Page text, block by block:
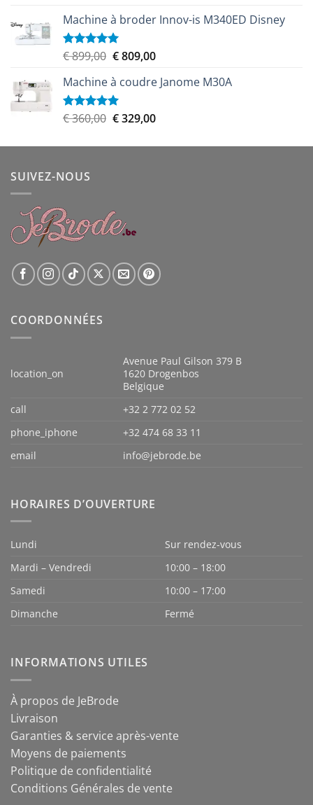
Machine à broder Innov-is M340ED Disney
Note5.00
€899,00 Le
initial
était :
€ 899,00.
€809,00Le
actuel
€ 809,00.
Machine à coudre Janome M30A
Note5.00
€360,00 Le
initial
€329,00Le
actuel
SUIVEZ-NOUS
COORDONNÉES
location_on
Avenue Paul Gilson 379 B
1620 Drogenbos
Belgique
call
+32 2 772 02 52
phone_iphone
+32 474 68 33 11
email
info@jebrode.be
HORAIRES D’OUVERTURE
Lundi
Sur rendez-vous
Mardi – Vendredi
10:00 – 18:00
Samedi
10:00 – 17:00
Dimanche
Fermé
INFORMATIONS UTILES
À propos de JeBrode
Livraison
Garanties & service après-vente
Moyens de paiements
Politique de confidentialité
Conditions Générales de vente